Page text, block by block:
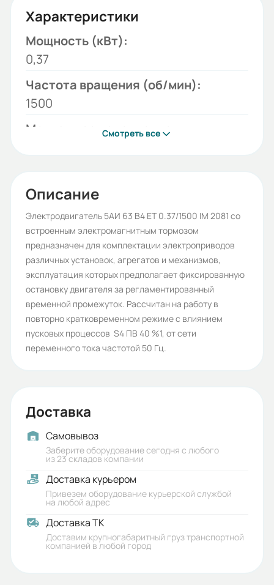
Характеристики
Мощность (кВт):
0,37
Частота вращения (об/мин):
1500
Монтажное исполнение:
220/380
Количество полюсов:
4
Высота оси вращения (мм):
63
Стандарт:
ГОСТ
Серия:
5АИ
Iп/Iн:
Ток статора:
Климатическое исполнение:
У1/У2
Смотреть все
Описание
Электродвигатель 5АИ 63 В4 ET 0.37/1500 IM 2081 со
встроенным электромагнитным тормозом
предназначен для комплектации электроприводов
различных установок, агрегатов и механизмов,
эксплуатация которых предполагает фиксированную
остановку двигателя за регламентированный
временной промежуток. Рассчитан на работу в
повторно кратковременном режиме с влиянием
пусковых процессов S4 ПВ 40 %1, от сети
переменного тока частотой 50 Гц.
Доставка
Самовывоз
Заберите оборудование сегодня с любого
из 23 складов компании
Доставка курьером
Привезем оборудование курьерской службой
на любой адрес
Доставка ТК
Доставим крупногабаритный груз транспортной
компанией в любой город